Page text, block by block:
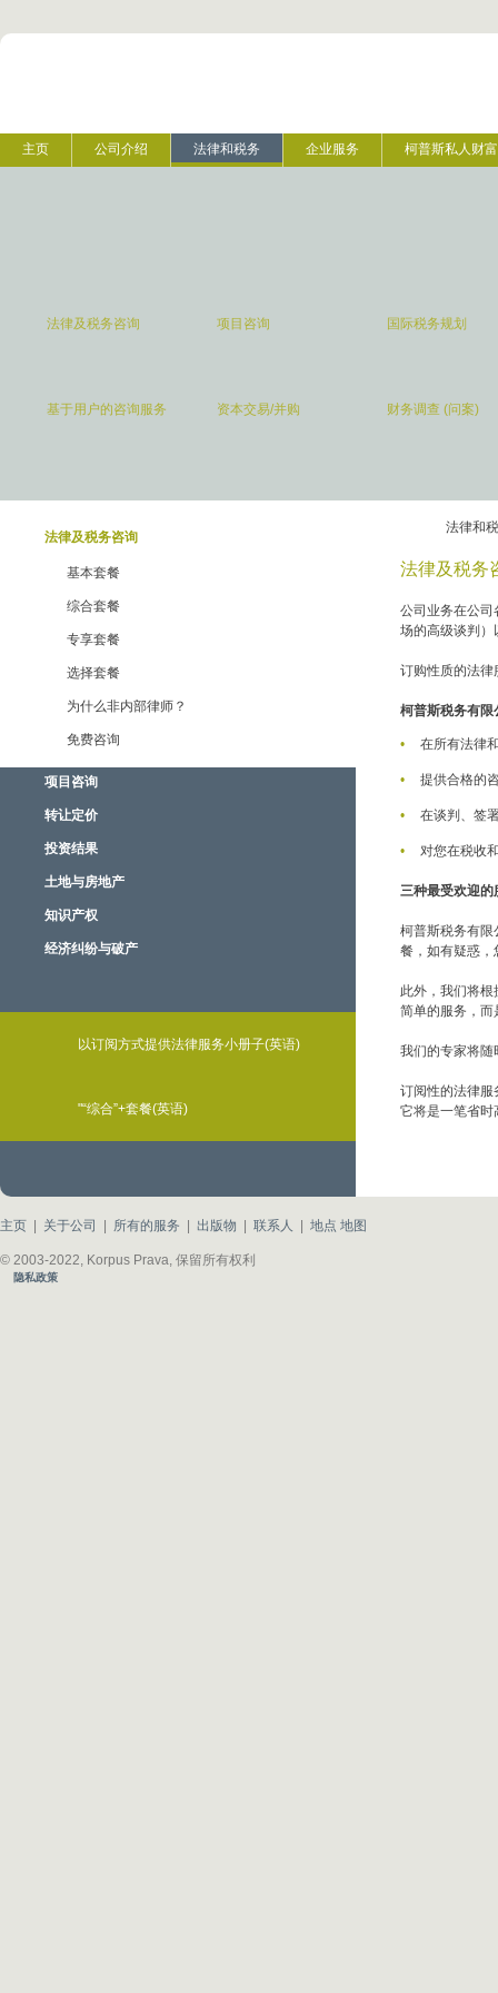
主页 公司介绍 法律和税务 企业服务 柯普斯私人财富
法律及税务咨询 项目咨询 国际税务规划
基于用户的咨询服务 资本交易/并购 财务调查 (问案)
法律及税务咨询
基本套餐
综合套餐
专享套餐
选择套餐
为什么非内部律师？
免费咨询
项目咨询
转让定价
投资结果
土地与房地产
知识产权
经济纠纷与破产
以订阅方式提供法律服务小册子(英语)
"“综合”+套餐(英语)
法律和
法律及税务
公司业务在公司
场的高级谈判）
订购性质的法律
柯普斯税务有限
在所有法律
提供合格的
在谈判、签
对您在税收
三种最受欢迎的
柯普斯税务有限
餐，如有疑惑，
此外，我们将
简单的服务，而
我们的专家将随
订阅性的法律服
它将是一笔省时
主页 关于公司 所有的服务 出版物 联系人 地点 地图
© 2003-2022, Korpus Prava, 保留所有权利
隐私政策